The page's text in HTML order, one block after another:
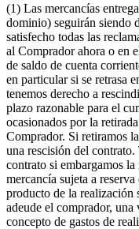
(1) Las mercancías
dominio) seguirán siendo
satisfecho todas las
al Comprador ahora o en
de saldo de cuenta
en particular si se retrasa
tenemos derecho a
plazo razonable para el
ocasionados por la
Comprador. Si retiramos
una rescisión del
contrato si embargamos
mercancía sujeta a
producto de la realización
adeude el comprador, una
concepto de gastos de